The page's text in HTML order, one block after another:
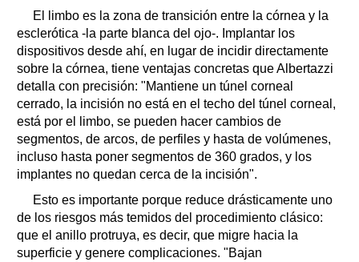
El limbo es la zona de transición entre la córnea y la
esclerótica -la parte blanca del ojo-. Implantar los
dispositivos desde ahí, en lugar de incidir directamente
sobre la córnea, tiene ventajas concretas que Albertazzi
detalla con precisión: "Mantiene un túnel corneal
cerrado, la incisión no está en el techo del túnel corneal,
está por el limbo, se pueden hacer cambios de
segmentos, de arcos, de perfiles y hasta de volúmenes,
incluso hasta poner segmentos de 360 grados, y los
implantes no quedan cerca de la incisión".
Esto es importante porque reduce drásticamente uno
de los riesgos más temidos del procedimiento clásico:
que el anillo protruya, es decir, que migre hacia la
superficie y genere complicaciones. "Bajan